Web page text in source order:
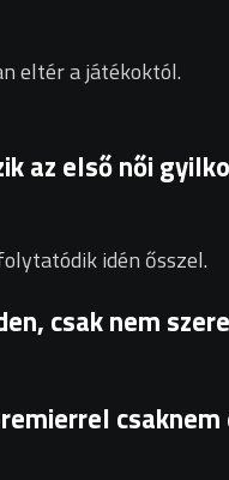
eltér a játékoktól.
az első női
idén ősszel.
csak nem